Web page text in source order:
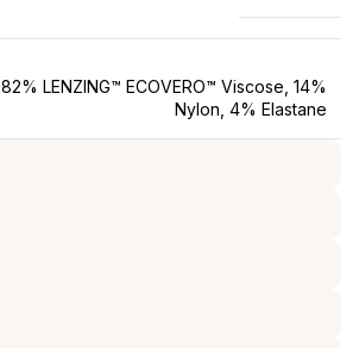
82% LENZING™ ECOVERO™ Viscose, 14%
Nylon, 4% Elastane